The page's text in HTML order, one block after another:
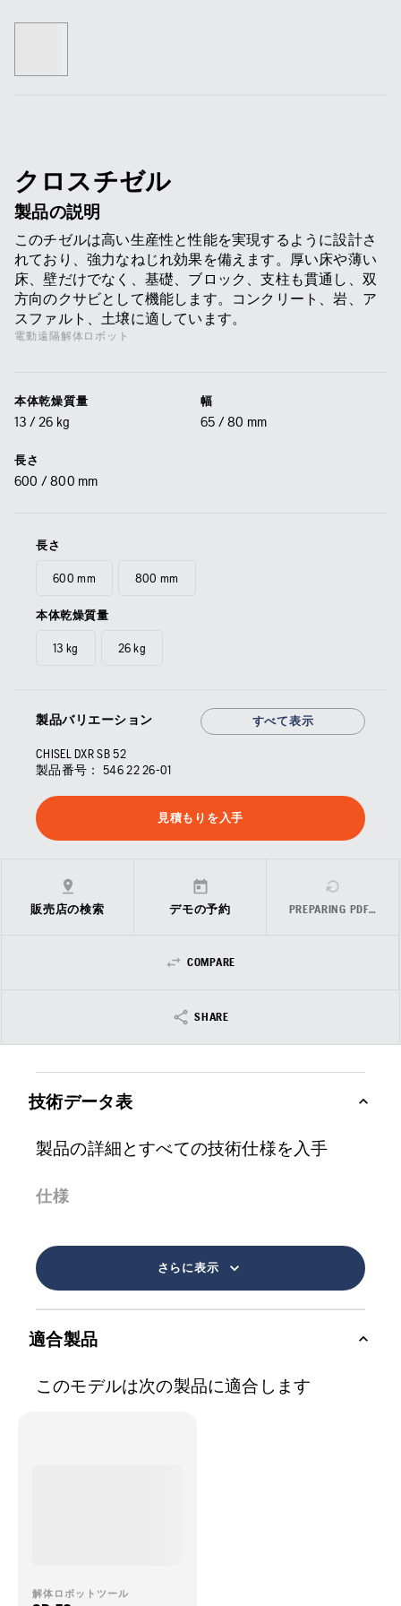
クロスチゼル
製品の説明
このチゼルは高い生産性と性能を実現するように設計さ
れており、強力なねじれ効果を備えます。厚い床や薄い
床、壁だけでなく、基礎、ブロック、支柱も貫通し、双
方向のクサビとして機能します。コンクリート、岩、ア
スファルト、土壌に適しています。
電動遠隔解体ロボット
本体乾燥質量
13 / 26 kg
幅
65 / 80 mm
長さ
600 / 800 mm
長さ
600 mm 800 mm
本体乾燥質量
13 kg 26 kg
製品バリエーション すべて表示
CHISEL DXR SB 52
製品番号：
546 22 26‑01
見積もりを入手
販売店の検索 デモの予約 PREPARING PDF…
COMPARE
SHARE
技術データ表
製品の詳細とすべての技術仕様を入手
仕様
さらに表示
適合製品
このモデルは次の製品に適合します
解体ロボットツール